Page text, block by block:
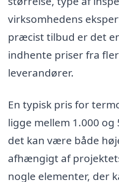
virksomhedens
præcist tilbud er det
indhente priser fra
leverandører.
En typisk pris for
ligge mellem 1.000 og
det kan være både
afhængigt af
nogle elementer, der